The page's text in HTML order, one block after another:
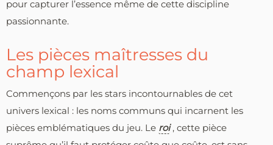
pour capturer l’essence même de cette discipline
passionnante.
Les pièces maîtresses du
champ lexical
Commençons par les stars incontournables de cet
univers lexical : les noms communs qui incarnent les
pièces emblématiques du jeu. Le roi , cette pièce